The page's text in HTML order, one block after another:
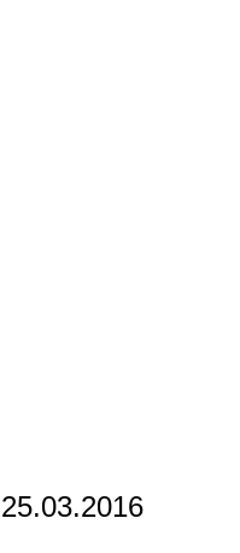
25.03.2016